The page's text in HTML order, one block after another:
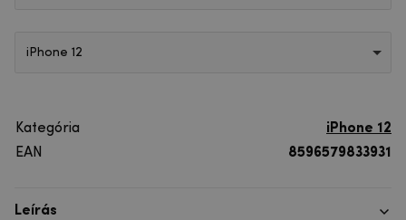
iPhone 12
Kategória
iPhone 12
EAN
8596579833931
Leírás